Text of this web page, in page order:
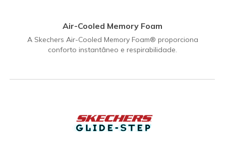
Air-Cooled Memory Foam
A Skechers Air-Cooled Memory Foam® proporciona
conforto instantâneo e respirabilidade.